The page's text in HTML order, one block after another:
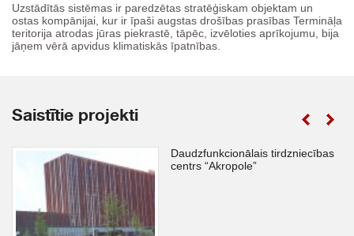
Uzstādītās sistēmas ir paredzētas stratēģiskam objektam un
ostas kompānijai, kur ir īpaši augstas drošības prasības Termināļa
teritorija atrodas jūras piekrastē, tāpēc, izvēloties aprīkojumu, bija
jāņem vērā apvidus klimatiskās īpatnības.
Saistītie projekti
Daudzfunkcionālais tirdzniecības
centrs “Akropole”